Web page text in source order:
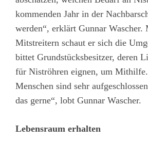
kommenden Jahr in der
werden“, erklärt Gunnar Wascher.
Mitstreitern schaut er sich die
bittet Grundstücksbesitzer, deren
für Niströhren eignen, um
Menschen sind sehr
das gerne“, lobt Gunnar Wascher.
Lebensraum erhalten